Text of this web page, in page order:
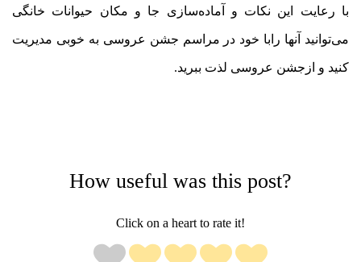
با رعایت این نکات و آماده‌سازی جا و مکان حیوانات خانگی
می‌توانید آنها رابا خود در مراسم جشن عروسی به خوبی مدیریت
کنید و ازجشن عروسی لذت ببرید.
How useful was this post?
Click on a heart to rate it!